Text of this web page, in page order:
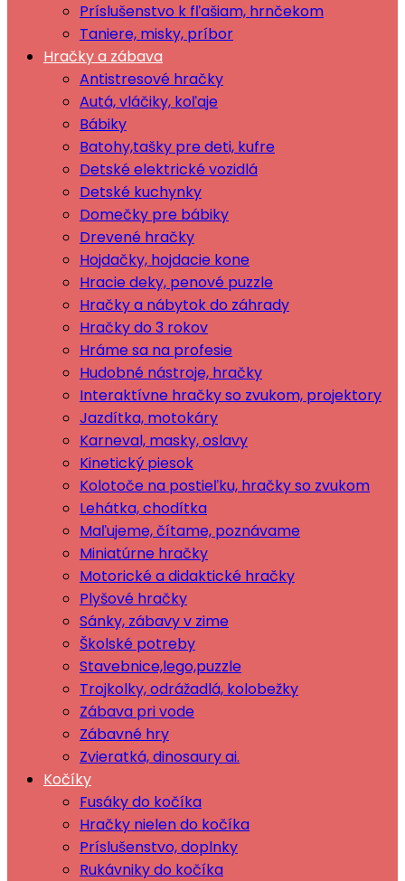
Príslušenstvo k fľašiam, hrnčekom
Taniere, misky, príbor
Hračky a zábava
Antistresové hračky
Autá, vláčiky, koľaje
Bábiky
Batohy,tašky pre deti, kufre
Detské elektrické vozidlá
Detské kuchynky
Domečky pre bábiky
Drevené hračky
Hojdačky, hojdacie kone
Hracie deky, penové puzzle
Hračky a nábytok do záhrady
Hračky do 3 rokov
Hráme sa na profesie
Hudobné nástroje, hračky
Interaktívne hračky so zvukom, projektory
Jazdítka, motokáry
Karneval, masky, oslavy
Kinetický piesok
Kolotoče na postieľku, hračky so zvukom
Lehátka, chodítka
Maľujeme, čítame, poznávame
Miniatúrne hračky
Motorické a didaktické hračky
Plyšové hračky
Sánky, zábavy v zime
Školské potreby
Stavebnice,lego,puzzle
Trojkolky, odrážadlá, kolobežky
Zábava pri vode
Zábavné hry
Zvieratká, dinosaury ai.
Kočíky
Fusáky do kočíka
Hračky nielen do kočíka
Príslušenstvo, doplnky
Rukávniky do kočíka